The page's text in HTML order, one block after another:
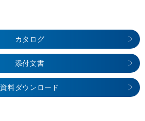
カタログ
添付文書
資料ダウンロード